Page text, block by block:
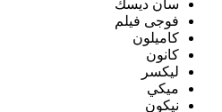
سان ديسك
فوجى فيلم
كاميلون
كانون
ليكسر
ميكي
نيكون